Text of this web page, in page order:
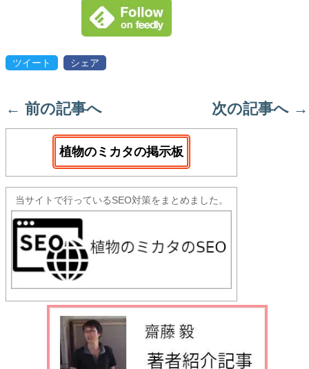
ツイート シェア
← 前の記事へ 次の記事へ →
植物のミカタの掲示板
当サイトで行っているSEO対策をまとめました。